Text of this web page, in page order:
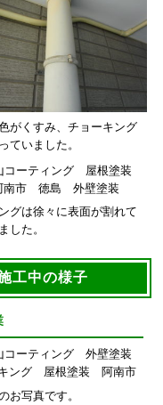
がくすみ、チョーキング
ていました。
グは徐々に表面が割れて
した。
工中の様子
お写真です。